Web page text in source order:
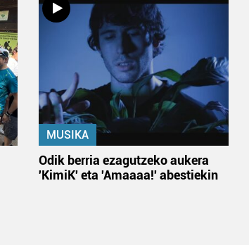
MUSIKA
Odik berria ezagutzeko aukera
'KimiK' eta 'Amaaaa!' abestiekin